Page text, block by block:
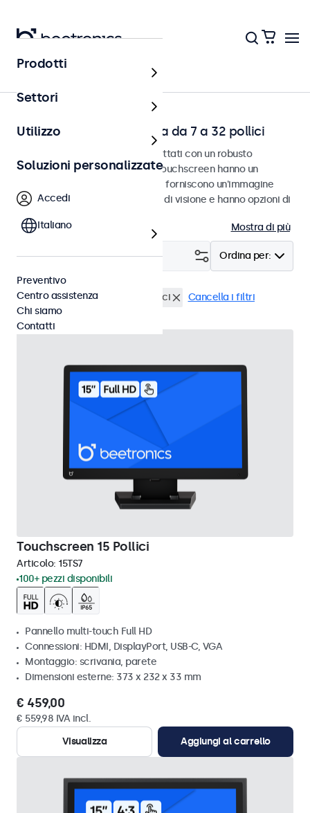
Home
Touchscreen da scrivania da 7 a 32 pollici
Touchscreen da scrivania progettati con un robusto
poggiapiedi regolabile. Questi touchscreen hanno un
poggiapiedi compatto e stabile, forniscono un'immagine
nitidissima con un ampio angolo di visione e hanno opzioni di
Mostra di più
Ordina per:
Filtro (3)
Scrivania Touchscreen 15 pollici Cancella i filtri
Touchscreen 15 Pollici
Articolo: 15TS7
100+ pezzi disponibili
Pannello multi-touch Full HD
Connessioni: HDMI, DisplayPort, USB-C, VGA
Montaggio: scrivania, parete
Dimensioni esterne: 373 x 232 x 33 mm
€ 459,00
€ 559,98 IVA incl.
Visualizza
Aggiungi al carrello
Prodotti
Settori
Utilizzo
Soluzioni personalizzate
Accedi
Italiano
Preventivo
Centro assistenza
Chi siamo
Contatti